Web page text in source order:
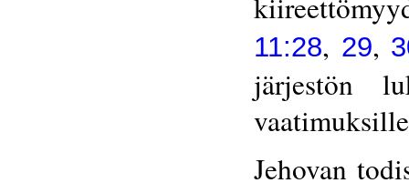
11:28, 29,
järjestön
Jehovan